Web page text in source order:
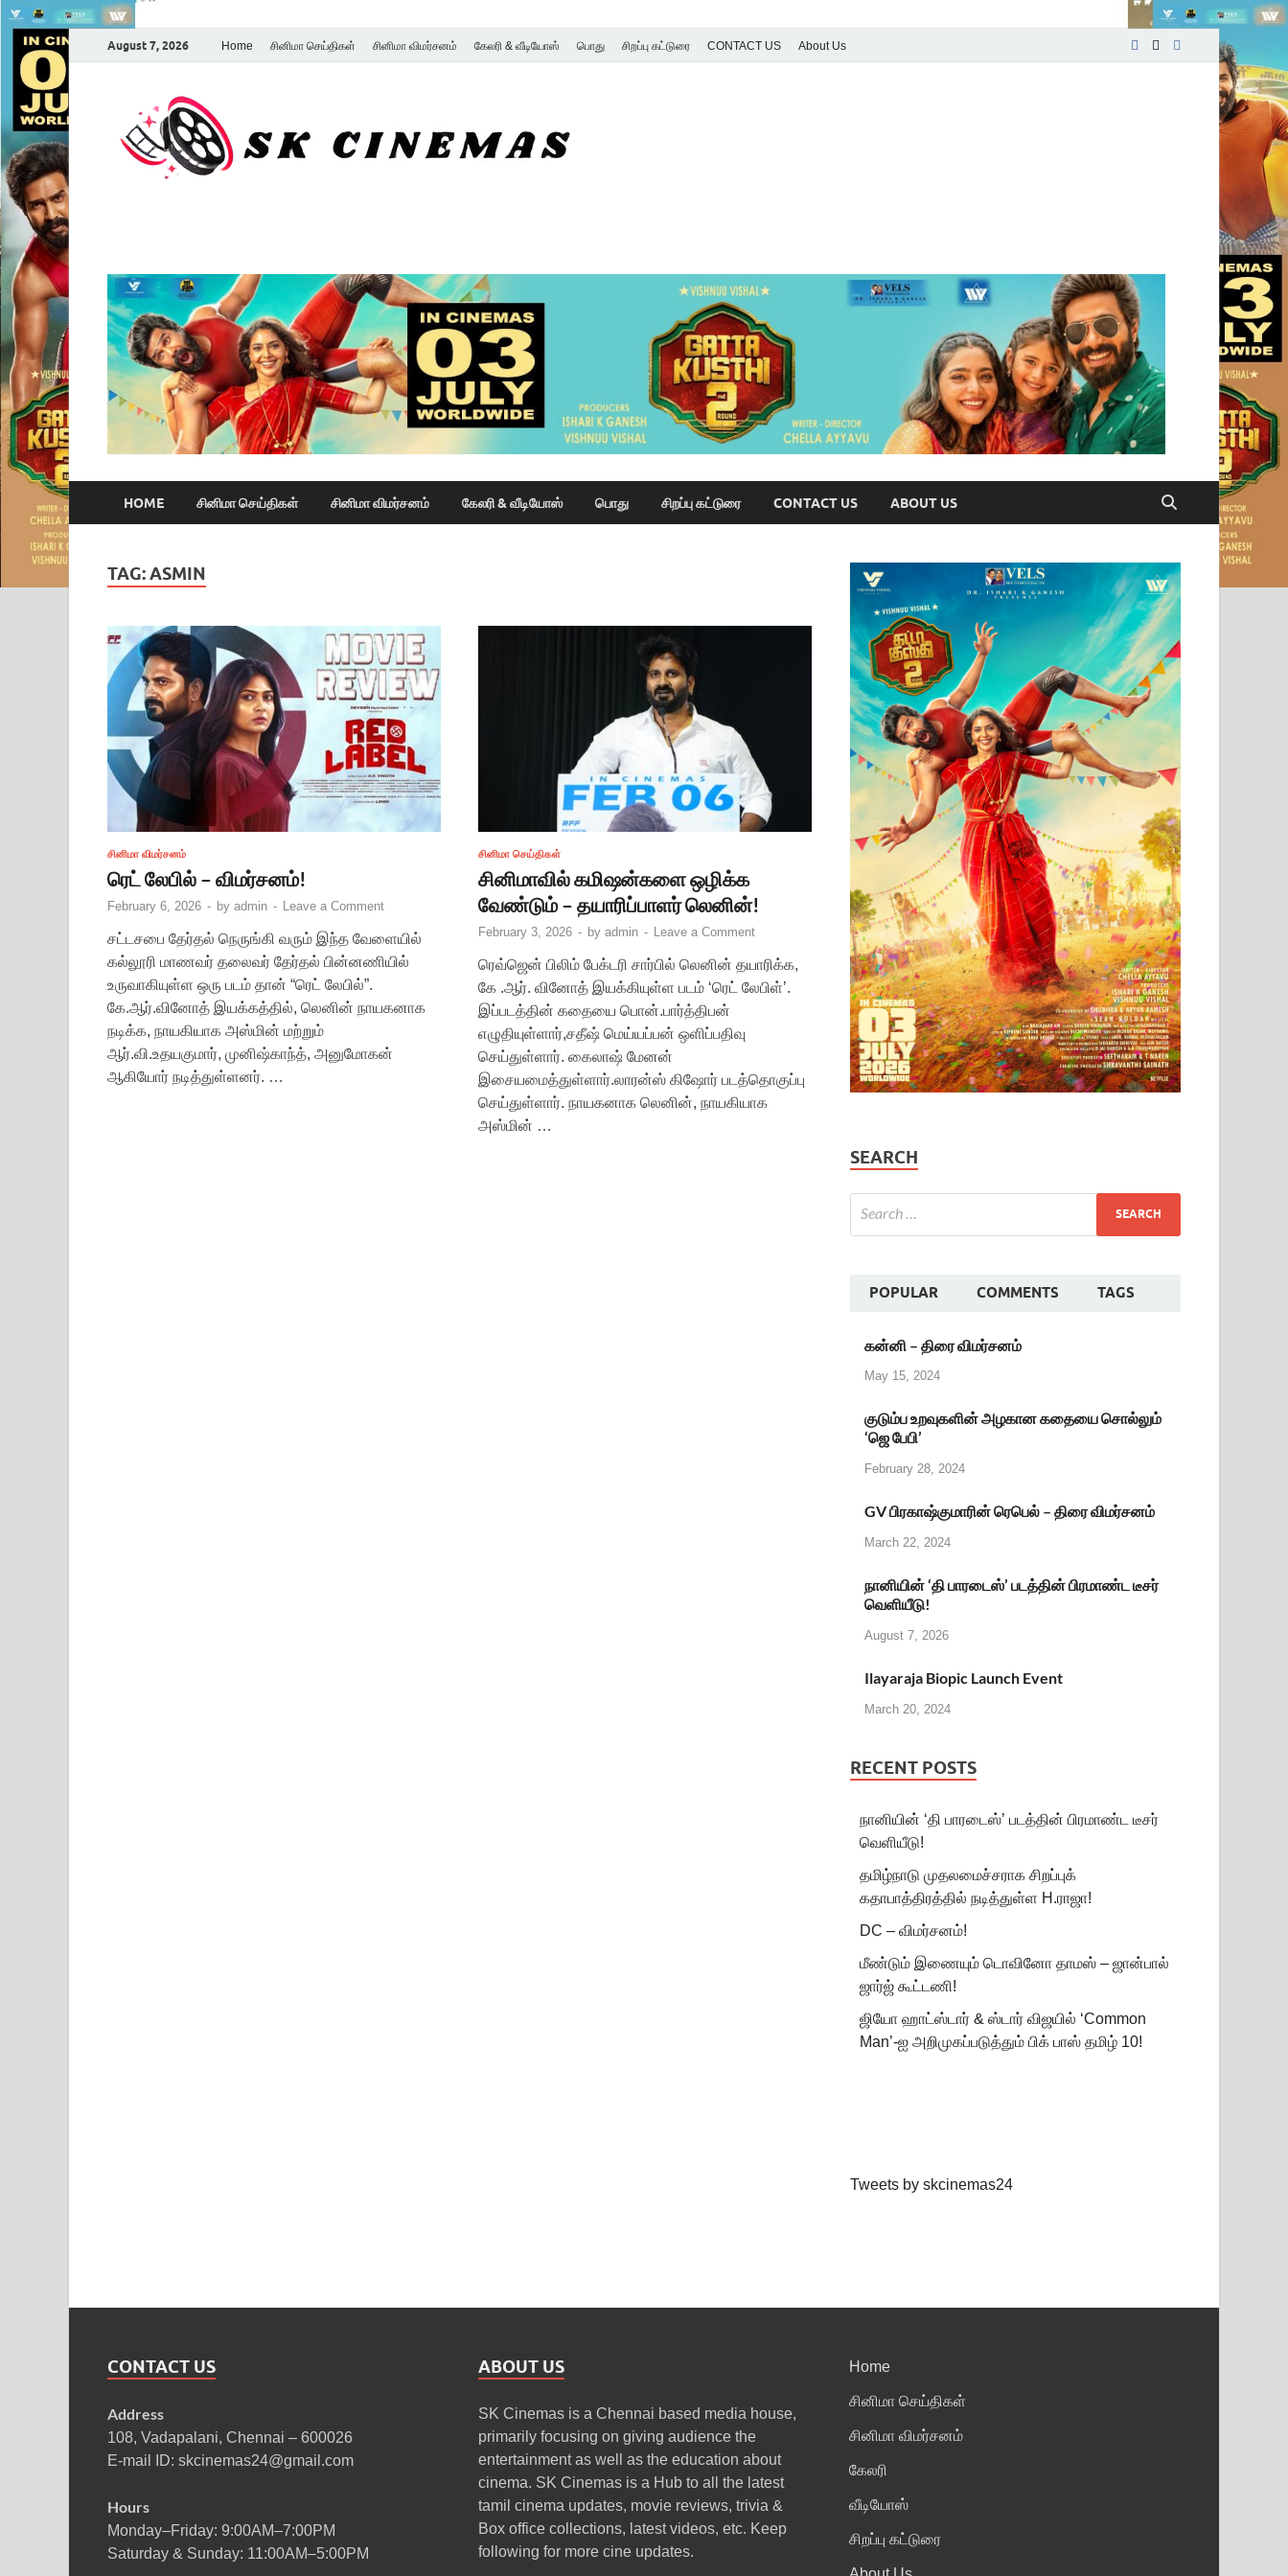
August 7, 2026 Home சினிமா செய்திகள் சினிமா விமர்சனம் கேலரி & வீடியோஸ் பொது சிறப்பு கட்டுரை CONTACT US About Us
HOME சினிமா செய்திகள் சினிமா விமர்சனம் கேலரி & வீடியோஸ் பொது சிறப்பு கட்டுரை CONTACT US ABOUT US
TAG:ASMIN
சினிமா விமர்சனம்
ரெட் லேபில் – விமர்சனம்!
February 6, 2026 - by admin - Leave a Comment
சட்டசபை தேர்தல் நெருங்கி வரும் இந்த வேளையில்
கல்லூரி மாணவர் தலைவர் தேர்தல் பின்னணியில்
உருவாகியுள்ள ஒரு படம் தான் “ரெட் லேபில்”.
கே.ஆர்.வினோத் இயக்கத்தில், லெனின் நாயகனாக
நடிக்க, நாயகியாக அஸ்மின் மற்றும்
ஆர்.வி.உதயகுமார், முனிஷ்காந்த், அனுமோகன்
ஆகியோர் நடித்துள்ளனர். …
சினிமா செய்திகள்
சினிமாவில் கமிஷன்களை ஒழிக்க
வேண்டும் – தயாரிப்பாளர் லெனின்!
February 3, 2026 - by admin - Leave a Comment
ரெவ்ஜென் பிலிம் பேக்டரி சார்பில் லெனின் தயாரிக்க,
கே .ஆர். வினோத் இயக்கியுள்ள படம் ‘ரெட் லேபிள்’.
இப்படத்தின் கதையை பொன்.பார்த்திபன்
எழுதியுள்ளார்,சதீஷ் மெய்யப்பன் ஒளிப்பதிவு
செய்துள்ளார். கைலாஷ் மேனன்
இசையமைத்துள்ளார்.லாரன்ஸ் கிஷோர் படத்தொகுப்பு
செய்துள்ளார். நாயகனாக லெனின், நாயகியாக
அஸ்மின் …
SEARCH
POPULAR COMMENTS TAGS
கன்னி – திரை விமர்சனம்
May 15, 2024
குடும்ப உறவுகளின் அழகான கதையை சொல்லும்
‘ஜெ பேபி’
February 28, 2024
GV பிரகாஷ்குமாரின் ரெபெல் – திரை விமர்சனம்
March 22, 2024
நானியின் ‘தி பாரடைஸ்’ படத்தின் பிரமாண்ட டீசர்
வெளியீடு!
August 7, 2026
Ilayaraja Biopic Launch Event
March 20, 2024
RECENT POSTS
நானியின் ‘தி பாரடைஸ்’ படத்தின் பிரமாண்ட டீசர்
வெளியீடு!
தமிழ்நாடு முதலமைச்சராக சிறப்புக்
கதாபாத்திரத்தில் நடித்துள்ள H.ராஜா!
DC – விமர்சனம்!
மீண்டும் இணையும் டொவினோ தாமஸ் – ஜான்பால்
ஜார்ஜ் கூட்டணி!
ஜியோ ஹாட்ஸ்டார் & ஸ்டார் விஜயில் ‘Common
Man’-ஐ அறிமுகப்படுத்தும் பிக் பாஸ் தமிழ் 10!
Tweets by skcinemas24
CONTACT US
Address
108, Vadapalani, Chennai – 600026
E-mail ID: skcinemas24@gmail.com
Hours
Monday–Friday: 9:00AM–7:00PM
Saturday & Sunday: 11:00AM–5:00PM
ABOUT US
SK Cinemas is a Chennai based media house,
primarily focusing on giving audience the
entertainment as well as the education about
cinema. SK Cinemas is a Hub to all the latest
tamil cinema updates, movie reviews, trivia &
Box office collections, latest videos, etc. Keep
following for more cine updates.
Home
சினிமா செய்திகள்
சினிமா விமர்சனம்
கேலரி
வீடியோஸ்
சிறப்பு கட்டுரை